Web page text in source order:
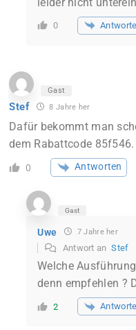
0
Gast
Stef 8 Jahre her
Dafür bekommt man
dem Rabattcode 85f546.
0 Antworten
Gast
Uwe 7 Jahre her
Antwort anStef
Welche
denn empfehlen ?
2